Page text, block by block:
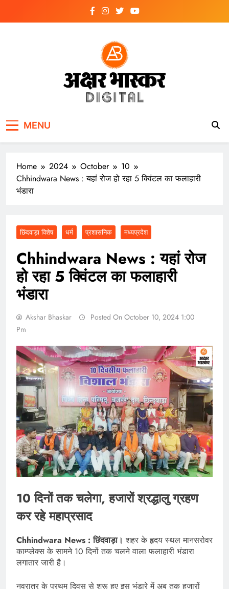
MENU
Home 2024 October
10
Chhindwara News : यहां रोज हो रहा 5 क्विंटल का फलाहारी
भंडारा
छिंदवाड़ा विशेष धर्म प्रशासनिक मध्यप्रदेश
Chhindwara News : यहां रोज
हो रहा 5 क्विंटल का फलाहारी
भंडारा
Akshar Bhaskar
Posted On October 10, 2024 1:00
Pm
10 दिनों तक चलेगा, हजारों श्रद्धालु ग्रहण
कर रहे महाप्रसाद
Chhindwara News : छिंदवाड़ा। शहर के हृदय स्थल मानसरोवर
काम्प्लेक्स के सामने 10 दिनों तक चलने वाला फलाहारी भंडारा
लगातार जारी है।
नवरात्र के प्रथम दिवस से शुरू हुए इस भंडारे में अब तक हजारों